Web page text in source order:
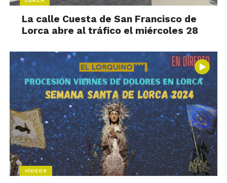
La calle Cuesta de San Francisco de
Lorca abre al tráfico el miércoles 28
VÍDEOS